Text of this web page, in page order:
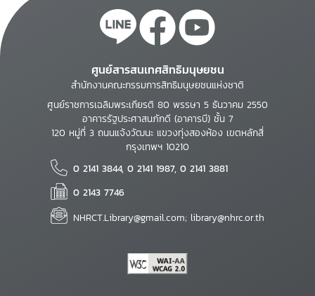
ศูนย์สารสนเทศสิทธิมนุษยชน
สำนักงานคณะกรรมการสิทธิมนุษยชนแห่งชาติ
ศูนย์ราชการเฉลิมพระเกียรติ 80 พรรษา 5 ธันวาคม 2550
อาคารรัฐประศาสนภักดี (อาคารบี) ชั้น 7
120 หมู่ที่ 3 ถนนแจ้งวัฒนะ แขวงทุ่งสองห้อง เขตหลักสี่
กรุงเทพฯ 10210
0 2141 3844, 0 2141 1987, 0 2141 3881
0 2143 7746
NHRCT.Library@gmail.com; library@nhrc.or.th